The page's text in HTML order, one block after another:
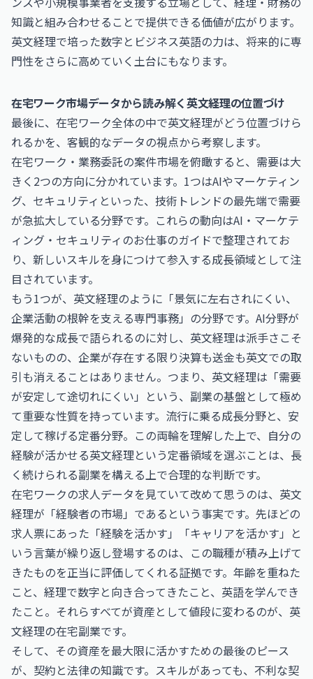
知識と組み合わせることで提供できる価値が広がります。
英文経理で培った数字とビジネス英語の力は、将来的に専
門性をさらに高めていく土台にもなります。
在宅ワーク市場データから読み解く英文経理の位置づけ
最後に、在宅ワーク全体の中で英文経理がどう位置づけら
れるかを、客観的なデータの視点から考察します。
在宅ワーク・業務委託の案件市場を俯瞰すると、需要は大
きく2つの方向に分かれています。1つはAIやマーケティン
グ、セキュリティといった、技術トレンドの最先端で需要
が急拡大している分野です。これらの動向はAI・マーケテ
ィング・セキュリティのお仕事のガイドで整理されてお
り、新しいスキルを身につけて参入する成長領域として注
目されています。
もう1つが、英文経理のように「景気に左右されにくい、
企業活動の根幹を支える専門事務」の分野です。AI分野が
爆発的な成長で語られるのに対し、英文経理は派手さこそ
ないものの、企業が存在する限り決算も送金も英文での取
引も消えることはありません。つまり、英文経理は「需要
が安定して途切れにくい」という、副業の基盤として極め
て重要な性質を持っています。流行に乗る成長分野と、安
定して稼げる定番分野。この両輪を理解した上で、自分の
経験が活かせる英文経理という定番領域を選ぶことは、長
く続けられる副業を構える上で合理的な判断です。
在宅ワークの求人データを見ていて改めて思うのは、英文
経理が「経験者の市場」であるという事実です。先ほどの
求人票にあった「経験を活かす」「キャリアを活かす」と
いう言葉が繰り返し登場するのは、この職種が積み上げて
きたものを正当に評価してくれる証拠です。年齢を重ねた
こと、経理で数字と向き合ってきたこと、英語を学んでき
たこと。それらすべてが資産として値段に変わるのが、英
文経理の在宅副業です。
そして、その資産を最大限に活かすための最後のピース
が、契約と法律の知識です。スキルがあっても、不利な契